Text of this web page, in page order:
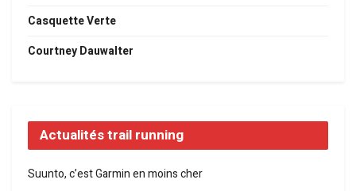
Casquette Verte
Courtney Dauwalter
Actualités trail running
Suunto, c’est Garmin en moins cher